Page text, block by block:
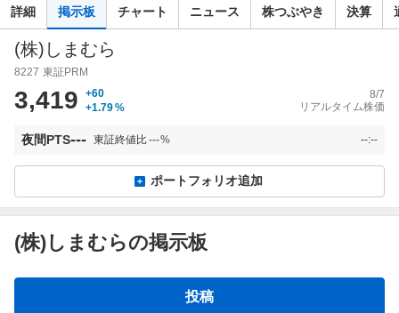
索
詳細 掲示板 チャート ニュース 株つぶやき 決算
(株)しまむら
8227 東証PRM
3,419
+60
+1.79%
8/7
リアルタイム株価
夜間PTS--- 東証終値比---% --:--
ポートフォリオ追加
(株)しまむらの掲示板
投稿